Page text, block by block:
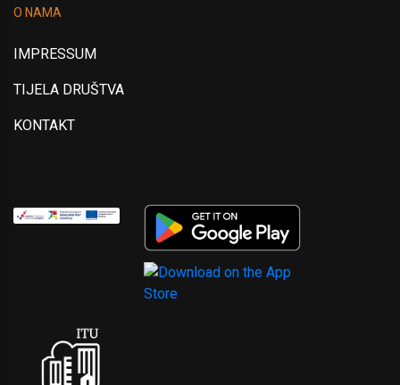
O NAMA
IMPRESSUM
TIJELA DRUŠTVA
KONTAKT